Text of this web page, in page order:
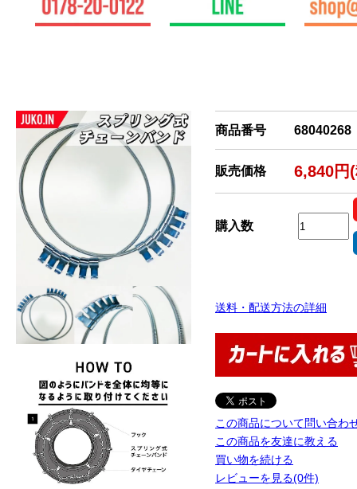
商品番号 68040268
販売価格 6,840円
購入数
送料・配送方法の詳細
この商品について問い合わ
この商品を友達に教える
買い物を続ける
レビューを見る(0件)